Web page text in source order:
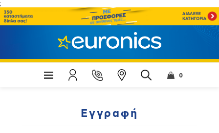
;
0
Εγγραφή